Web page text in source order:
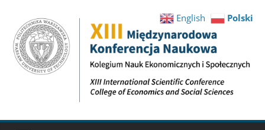
treści
XIII
Międzynarodowa
English Polski